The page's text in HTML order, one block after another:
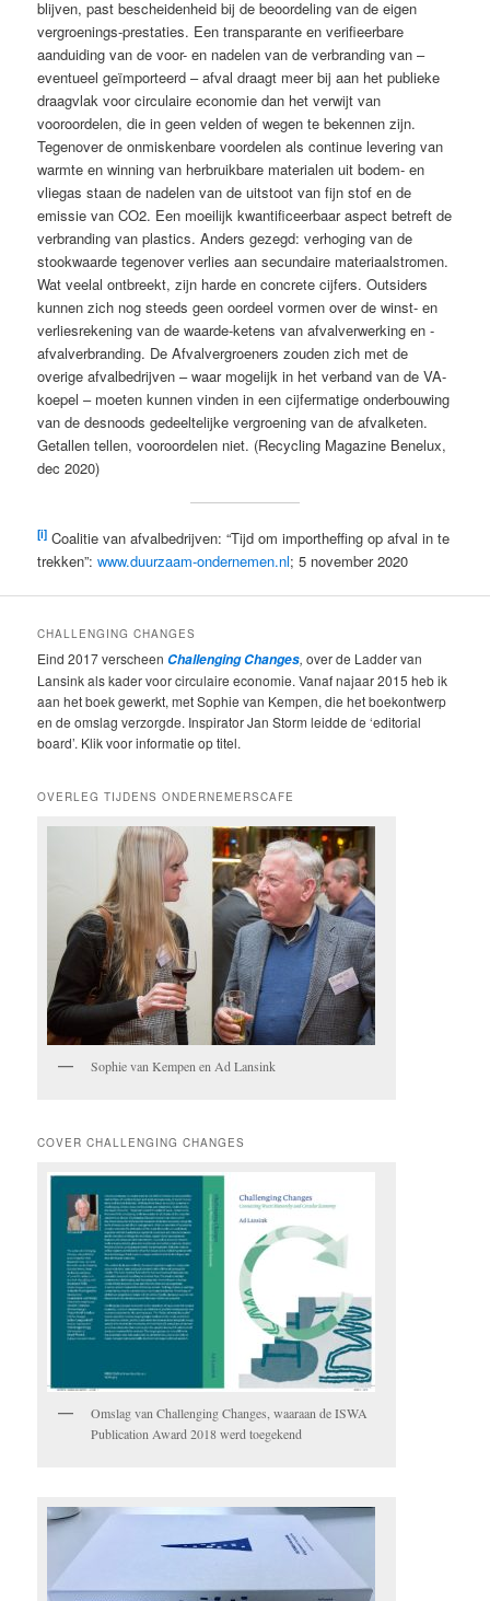
blijven, past bescheidenheid bij de beoordeling van de eigen
vergroenings-prestaties. Een transparante en verifieerbare
aanduiding van de voor- en nadelen van de verbranding van –
eventueel geïmporteerd – afval draagt meer bij aan het publieke
draagvlak voor circulaire economie dan het verwijt van
vooroordelen, die in geen velden of wegen te bekennen zijn.
Tegenover de onmiskenbare voordelen als continue levering van
warmte en winning van herbruikbare materialen uit bodem- en
vliegas staan de nadelen van de uitstoot van fijn stof en de
emissie van CO2. Een moeilijk kwantificeerbaar aspect betreft de
verbranding van plastics. Anders gezegd: verhoging van de
stookwaarde tegenover verlies aan secundaire materiaalstromen.
Wat veelal ontbreekt, zijn harde en concrete cijfers. Outsiders
kunnen zich nog steeds geen oordeel vormen over de winst- en
verliesrekening van de waarde-ketens van afvalverwerking en -
afvalverbranding. De Afvalvergroeners zouden zich met de
overige afvalbedrijven – waar mogelijk in het verband van de VA-
koepel – moeten kunnen vinden in een cijfermatige onderbouwing
van de desnoods gedeeltelijke vergroening van de afvalketen.
Getallen tellen, vooroordelen niet. (Recycling Magazine Benelux,
dec 2020)
[i] Coalitie van afvalbedrijven: “Tijd om importheffing op afval in te
trekken”:www.duurzaam-ondernemen.nl; 5 november 2020
CHALLENGING CHANGES
Eind 2017 verscheen Challenging Changes, over de Ladder van
Lansink als kader voor circulaire economie. Vanaf najaar 2015 heb ik
aan het boek gewerkt, met Sophie van Kempen, die het boekontwerp
en de omslag verzorgde. Inspirator Jan Storm leidde de ‘editorial
board’. Klik voor informatie op titel.
OVERLEG TIJDENS ONDERNEMERSCAFE
Sophie van Kempen en Ad Lansink
COVER CHALLENGING CHANGES
Omslag van Challenging Changes, waaraan de ISWA
Publication Award 2018 werd toegekend